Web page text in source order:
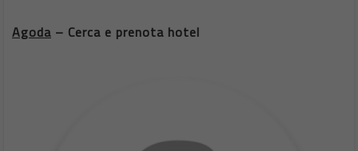
Agoda – Cerca e prenota hotel